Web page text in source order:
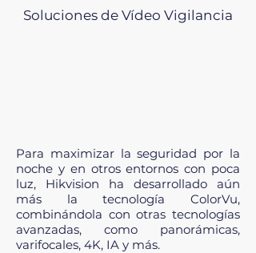
Soluciones de Vídeo Vigilancia
Para maximizar la seguridad por la
noche y en otros entornos con poca
luz, Hikvision ha desarrollado aún
más la tecnología ColorVu,
combinándola con otras tecnologías
avanzadas, como panorámicas,
varifocales, 4K, IA y más.